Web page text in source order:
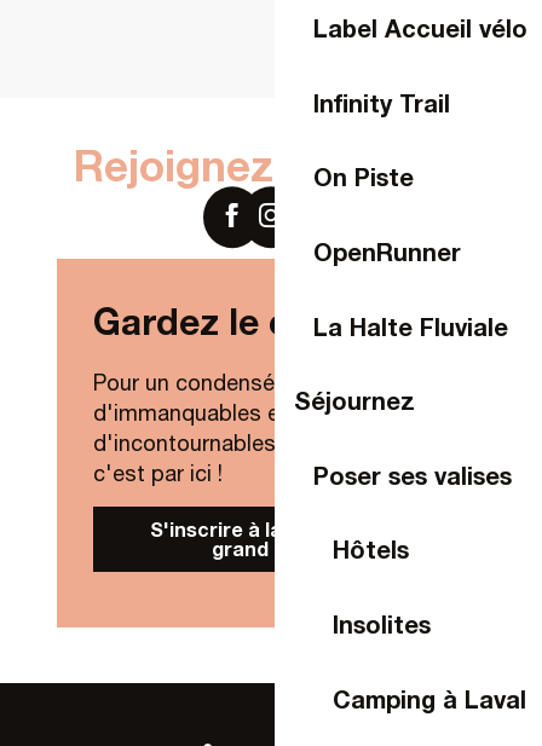
Label Accueil vélo
Infinity Trail
On Piste
OpenRunner
La Halte Fluviale
Séjournez
Poser ses valises
Hôtels
Insolites
Camping à Laval
Rejoignez-nous sur
Gardez le contact !
Pour un condensé de nouveautés,
d'immanquables et
d'incontournables de Laval Agglo,
c'est par ici !
S'inscrire à la Newsletter
grand public